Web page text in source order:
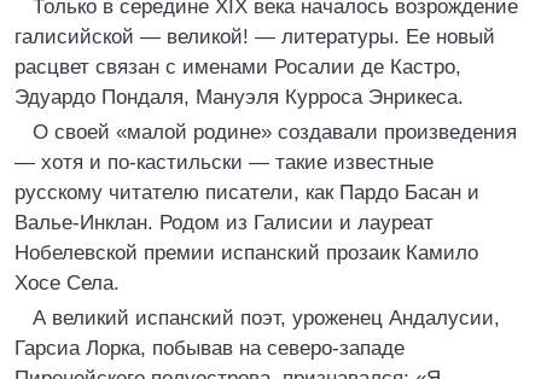
Только в середине XIX века началось возрождение
галисийской — великой! — литературы. Ее новый
расцвет связан с именами Росалии де Кастро,
Эдуардо Пондаля, Мануэля Курроса Энрикеса.
О своей «малой родине» создавали произведения
— хотя и по-кастильски — такие известные
русскому читателю писатели, как Пардо Басан и
Валье-Инклан. Родом из Галисии и лауреат
Нобелевской премии испанский прозаик Камило
Хосе Села.
А великий испанский поэт, уроженец Андалусии,
Гарсиа Лорка, побывав на северо-западе